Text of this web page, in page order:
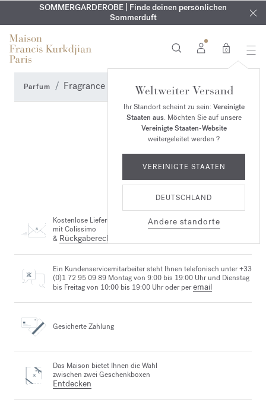
EXKLUSIV | Erhalten Sie OUD velvet moodin Ihrer Bestellung*
KOSTENLOSE GRAVUR | Auf alle Düfte und Körperöle bis zum
9. August
SOMMERGARDEROBE | Finde deinen persönlichen
Sommerduft
0
Weltweiter Versand
Ihr Standort scheint zu sein: Vereinigte
Staaten aus. Möchten Sie auf unsere
Vereinigte Staaten-Website
weitergeleitet werden ?
VEREINIGTE STAATEN
DEUTSCHLAND
Andere standorte
Parfum Fragrance Finder
Kostenlose Lieferung
mit Colissimo
& Rückgaberecht
Ein Kundenservicemitarbeiter steht Ihnen telefonisch unter +33
(0)1 72 95 09 89 Montag von 9:00 bis 19:00 Uhr und Dienstag
bis Freitag von 10:00 bis 19:00 Uhr oder peremail
Gesicherte Zahlung
Das Maison bietet Ihnen die Wahl
zwischen zwei Geschenkboxen
Entdecken